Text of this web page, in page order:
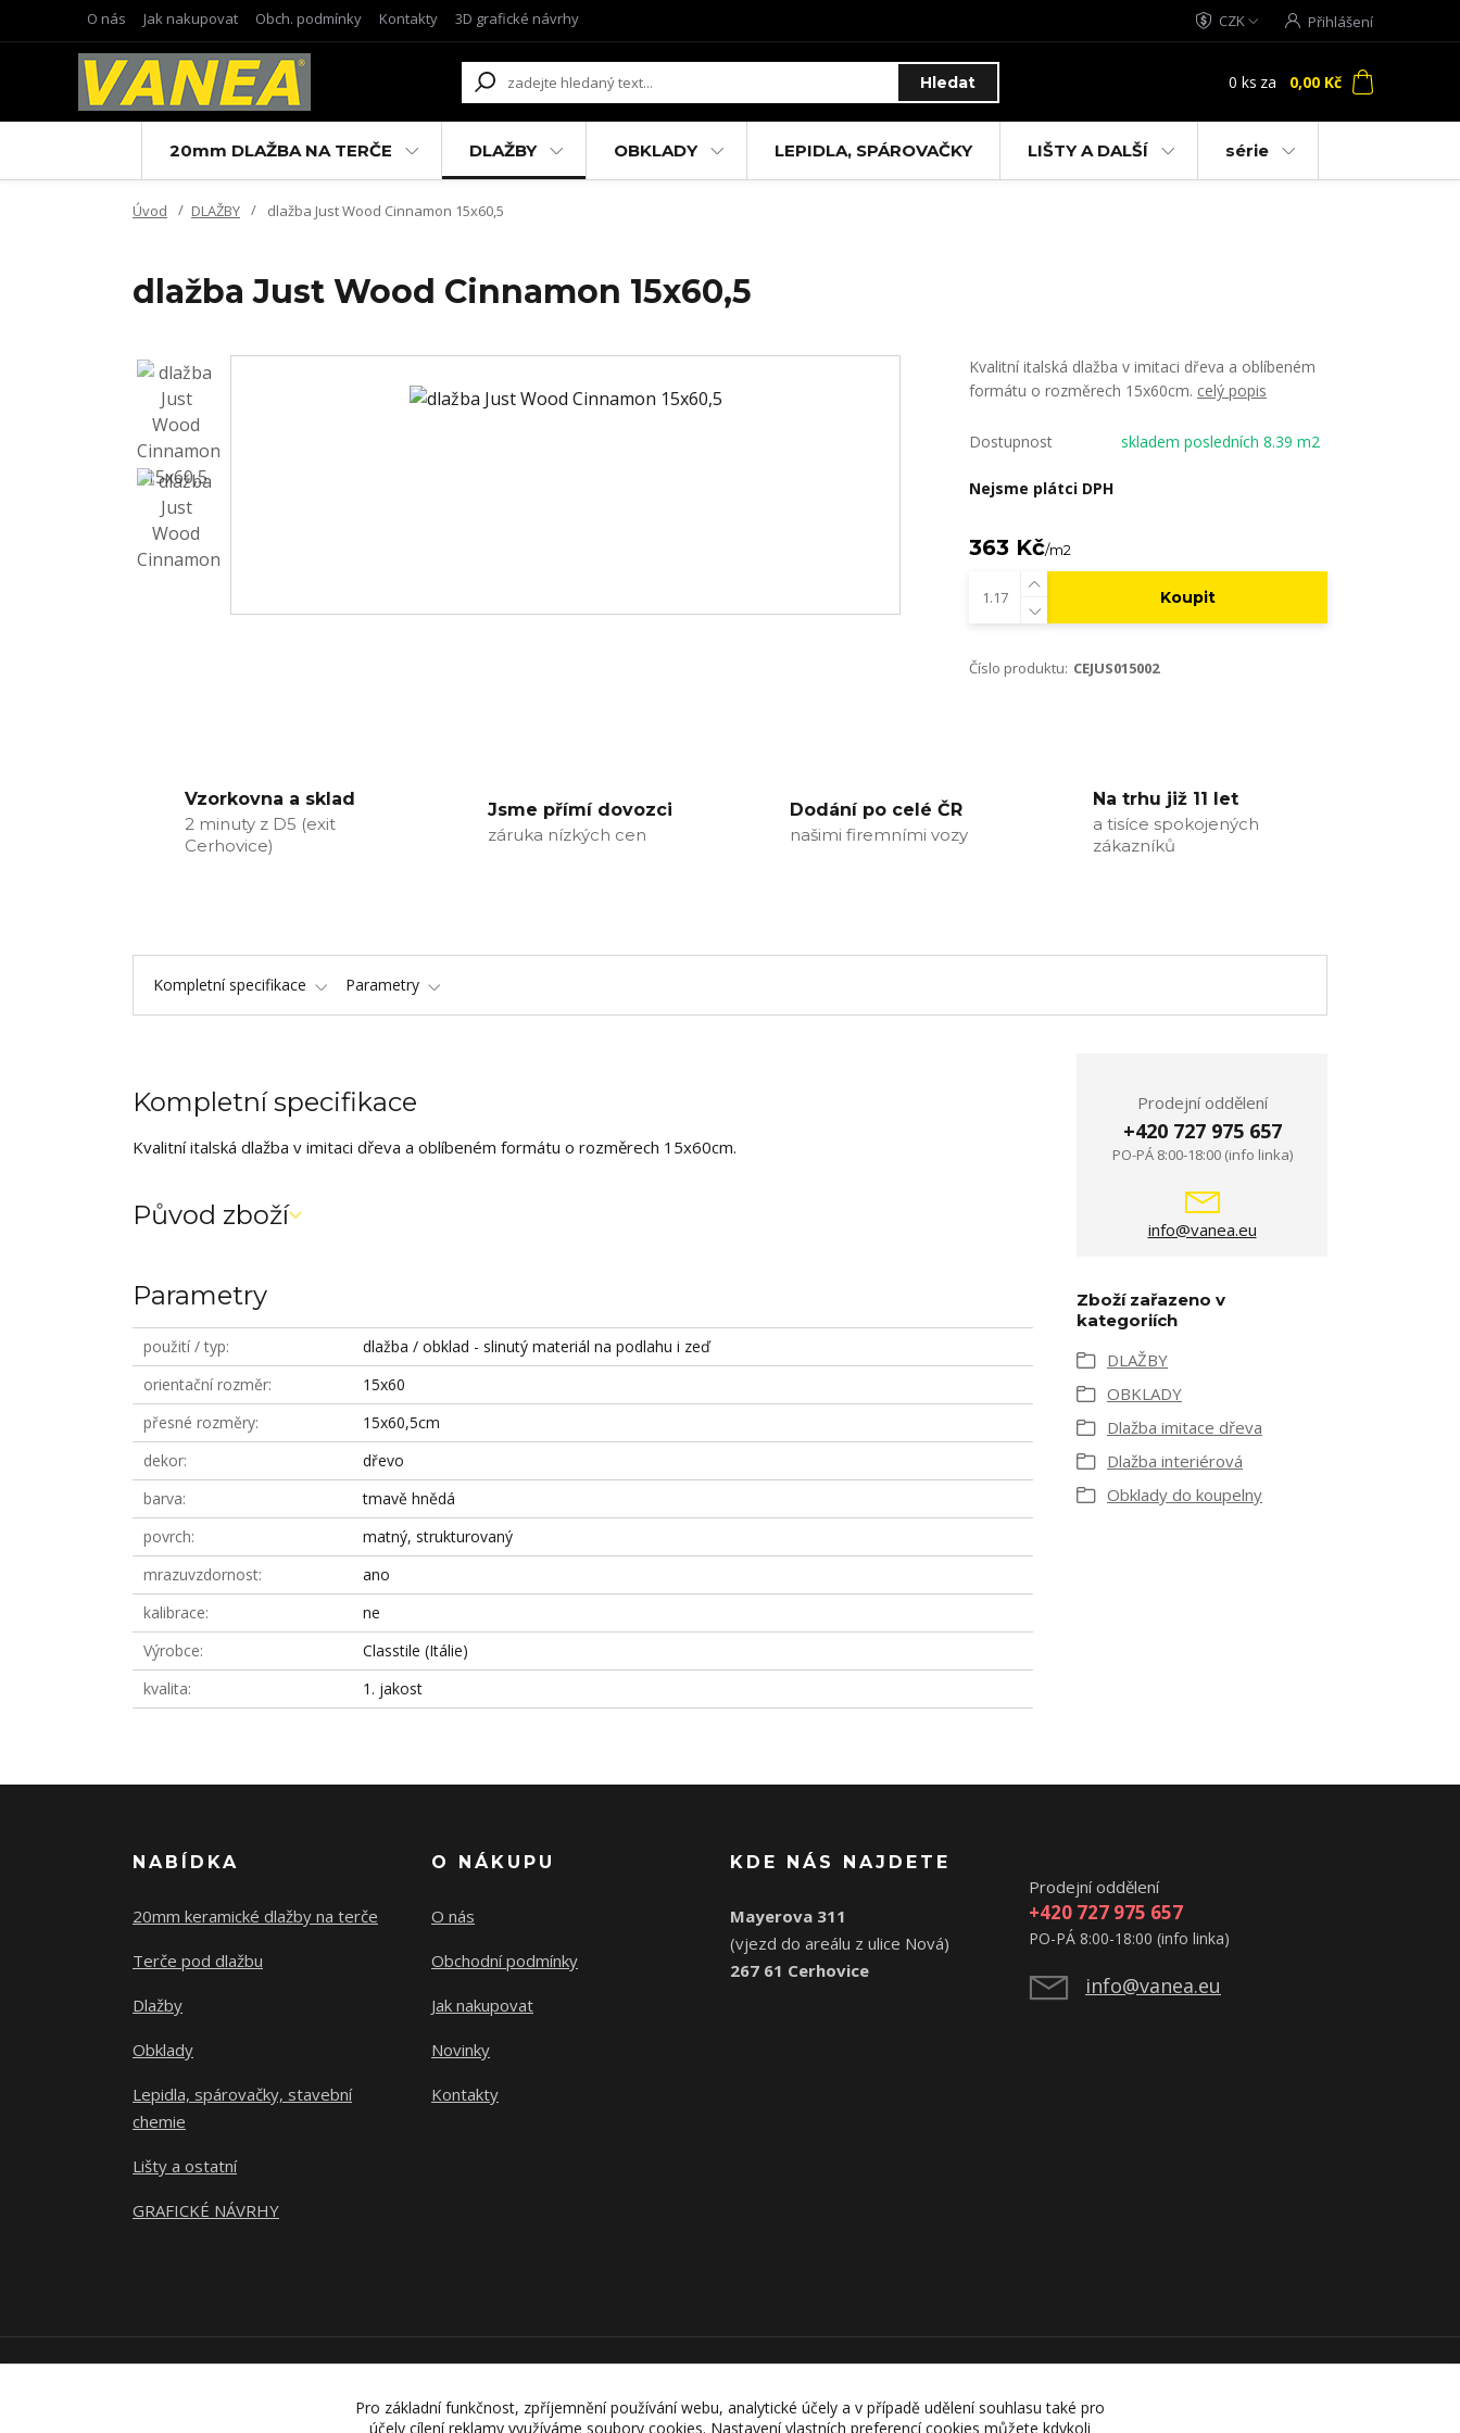
O nás Jak nakupovat Obch. podmínky Kontakty 3D grafické návrhy CZK Přihlášení
Hledat 0 ks za 0,00 Kč
20mm DLAŽBA NA TERČE DLAŽBY OBKLADY LEPIDLA, SPÁROVAČKY LIŠTY A DALŠÍ série
Úvod DLAŽBY dlažba Just Wood Cinnamon 15x60,5
dlažba Just Wood Cinnamon 15x60,5
Kvalitní italská dlažba v imitaci dřeva a oblíbeném
formátu o rozměrech 15x60cm. celý popis
Dostupnost skladem posledních 8.39 m2
Nejsme plátci DPH
363 Kč/m2
Koupit
Číslo produktu: CEJUS015002
Vzorkovna a sklad
2 minuty z D5 (exit
Cerhovice)
Jsme přímí dovozci
záruka nízkých cen
Dodání po celé ČR
našimi firemními vozy
Na trhu již 11 let
a tisíce spokojených
zákazníků
Kompletní specifikace Parametry
Kompletní specifikace
Kvalitní italská dlažba v imitaci dřeva a oblíbeném formátu o rozměrech 15x60cm.
Původ zboží
Parametry
použití / typ
dlažba / obklad - slinutý materiál na podlahu i zeď
orientační rozměr
15x60
přesné rozměry
15x60,5cm
dekor
dřevo
barva
tmavě hnědá
povrch
matný, strukturovaný
mrazuvzdornost
ano
kalibrace
ne
Výrobce
Classtile (Itálie)
kvalita
1. jakost
Prodejní oddělení
+420 727 975 657
PO-PÁ 8:00-18:00 (info linka)
info@vanea.eu
Zboží zařazeno v
kategoriích
DLAŽBY
OBKLADY
Dlažba imitace dřeva
Dlažba interiérová
Obklady do koupelny
NABÍDKA
20mm keramické dlažby na terče
Terče pod dlažbu
Dlažby
Obklady
Lepidla, spárovačky, stavební
chemie
Lišty a ostatní
GRAFICKÉ NÁVRHY
O NÁKUPU
O nás
Obchodní podmínky
Jak nakupovat
Novinky
Kontakty
KDE NÁS NAJDETE
Mayerova 311
(vjezd do areálu z ulice Nová)
267 61 Cerhovice
Prodejní oddělení
+420 727 975 657
PO-PÁ 8:00-18:00 (info linka)
info@vanea.eu
Upravit sběr cookies.
Pro základní funkčnost, zpříjemnění používání webu, analytické účely a v případě udělení souhlasu také pro
účely cílení reklamy využíváme soubory cookies. Nastavení vlastních preferencí cookies můžete kdykoli